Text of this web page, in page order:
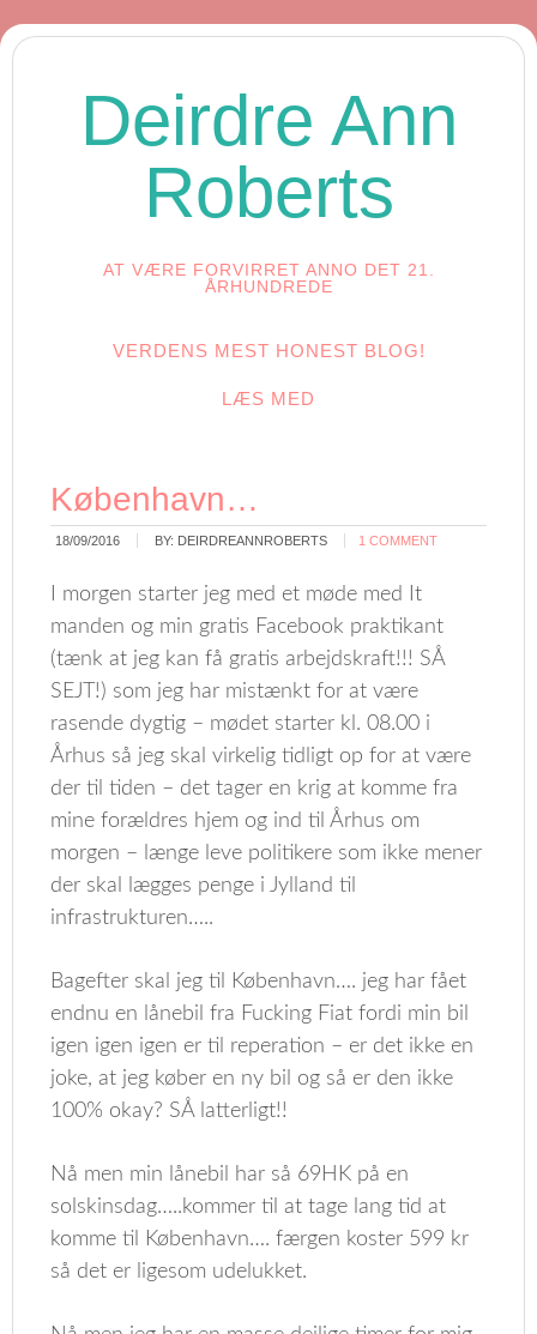
Deirdre Ann
Roberts
AT VÆRE FORVIRRET ANNO DET 21.
ÅRHUNDREDE
VERDENS MEST HONEST BLOG!
LÆS MED
København…
18/09/2016 BY: DEIRDREANNROBERTS 1 COMMENT
I morgen starter jeg med et møde med It
manden og min gratis Facebook praktikant
(tænk at jeg kan få gratis arbejdskraft!!! SÅ
SEJT!) som jeg har mistænkt for at være
rasende dygtig – mødet starter kl. 08.00 i
Århus så jeg skal virkelig tidligt op for at være
der til tiden – det tager en krig at komme fra
mine forældres hjem og ind til Århus om
morgen – længe leve politikere som ikke mener
der skal lægges penge i Jylland til
infrastrukturen…..
Bagefter skal jeg til København…. jeg har fået
endnu en lånebil fra Fucking Fiat fordi min bil
igen igen igen er til reperation – er det ikke en
joke, at jeg køber en ny bil og så er den ikke
100% okay? SÅ latterligt!!
Nå men min lånebil har så 69HK på en
solskinsdag…..kommer til at tage lang tid at
komme til København…. færgen koster 599 kr
så det er ligesom udelukket.